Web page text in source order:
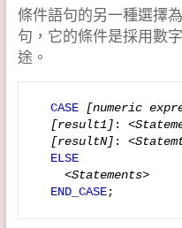
條件語句的另一種選擇
句，它的條件是採用數
途。
  CASE
[numeric
[result1] :
[resultN] :
ELSE
<Statements>
END_CASE;